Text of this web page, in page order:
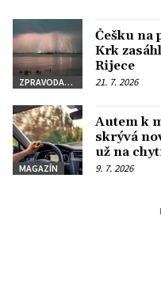
ZPRAVODAJSTVÍ
Češku na
Krk
Rijece
21. 7. 2026
MAGAZÍN
Autem k
skrývá
už na
9. 7. 2026